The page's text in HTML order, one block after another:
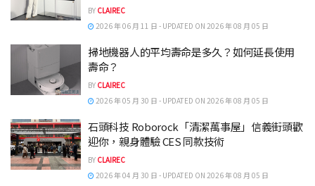
BY CLAIREC
2026 年 06 月 11 日 - UPDATED ON 2026 年 08 月 05 日
掃地機器人的平均壽命是多久？如何延長使用
壽命？
BY CLAIREC
2026 年 05 月 30 日 - UPDATED ON 2026 年 08 月 05 日
石頭科技 Roborock「清潔萬事屋」信義街頭歡
迎你，親身體驗 CES 同款技術
BY CLAIREC
2026 年 04 月 30 日 - UPDATED ON 2026 年 08 月 05 日